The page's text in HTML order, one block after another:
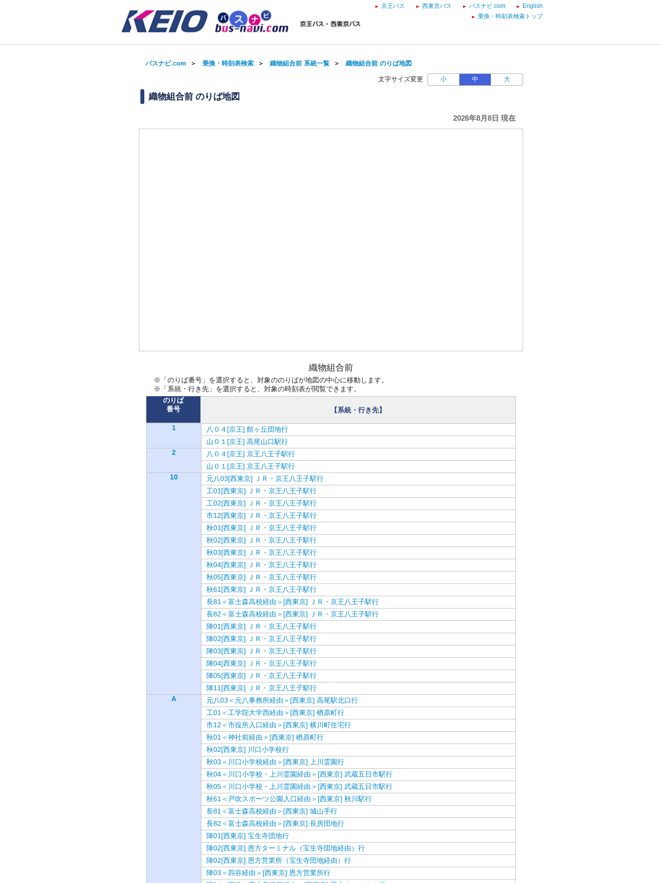
京王バス 西東京バス バスナビ.com
English
乗換・時刻表検索トップ
バスナビ.com ＞ 乗換・時刻表検索 ＞ 織物組合前 系統一覧 ＞ 織物組合前 のりば地図
文字サイズ変更 小 中 大
織物組合前 のりば地図
2026年8月8日 現在
織物組合前
※「のりば番号」を選択すると、対象ののりばが地図の中心に移動します。
※「系統・行き先」を選択すると、対象の時刻表が閲覧できます。
のりば
番号
【系統・行き先】
1
八０４[京王] 館ヶ丘団地行
山０１[京王] 高尾山口駅行
2
八０４[京王] 京王八王子駅行
山０１[京王] 京王八王子駅行
10
元八03[西東京] ＪＲ・京王八王子駅行
工01[西東京] ＪＲ・京王八王子駅行
工02[西東京] ＪＲ・京王八王子駅行
市12[西東京] ＪＲ・京王八王子駅行
秋01[西東京] ＪＲ・京王八王子駅行
秋02[西東京] ＪＲ・京王八王子駅行
秋03[西東京] ＪＲ・京王八王子駅行
秋04[西東京] ＪＲ・京王八王子駅行
秋05[西東京] ＪＲ・京王八王子駅行
秋61[西東京] ＪＲ・京王八王子駅行
長81＜富士森高校経由＞[西東京] ＪＲ・京王八王子駅行
長82＜富士森高校経由＞[西東京] ＪＲ・京王八王子駅行
陣01[西東京] ＪＲ・京王八王子駅行
陣02[西東京] ＪＲ・京王八王子駅行
陣03[西東京] ＪＲ・京王八王子駅行
陣04[西東京] ＪＲ・京王八王子駅行
陣05[西東京] ＪＲ・京王八王子駅行
陣11[西東京] ＪＲ・京王八王子駅行
A
元八03＜元八事務所経由＞[西東京] 高尾駅北口行
工01＜工学院大学西経由＞[西東京] 楢原町行
市12＜市役所入口経由＞[西東京] 横川町住宅行
秋01＜神社前経由＞[西東京] 楢原町行
秋02[西東京] 川口小学校行
秋03＜川口小学校経由＞[西東京] 上川霊園行
秋04＜川口小学校・上川霊園経由＞[西東京] 武蔵五日市駅行
秋05＜川口小学校・上川霊園経由＞[西東京] 武蔵五日市駅行
秋61＜戸吹スポーツ公園入口経由＞[西東京] 秋川駅行
長81＜富士森高校経由＞[西東京] 城山手行
長82＜富士森高校経由＞[西東京] 長房団地行
陣01[西東京] 宝生寺団地行
陣02[西東京] 恩方ターミナル（宝生寺団地経由）行
陣02[西東京] 恩方営業所（宝生寺団地経由）行
陣03＜四谷経由＞[西東京] 恩方営業所行